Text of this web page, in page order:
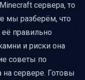
— в чём разница
по настройке
на нарушения
сервера, то
мы разберём, что
её правильно
и риски она
советы по
на сервере. Готовы